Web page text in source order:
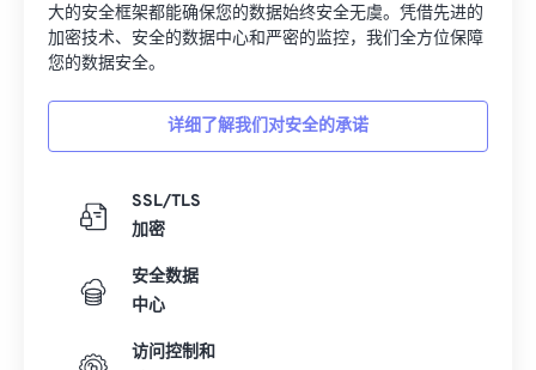
大的安全框架都能确保您的数据始终安全无虞。凭借先进的
加密技术、安全的数据中心和严密的监控，我们全方位保障
您的数据安全。
详细了解我们对安全的承诺
SSL/TLS
加密
安全数据
中心
访问控制和